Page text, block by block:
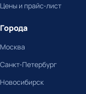
Цены и прайс-лист
Города
Москва
Санкт-Петербург
Новосибирск